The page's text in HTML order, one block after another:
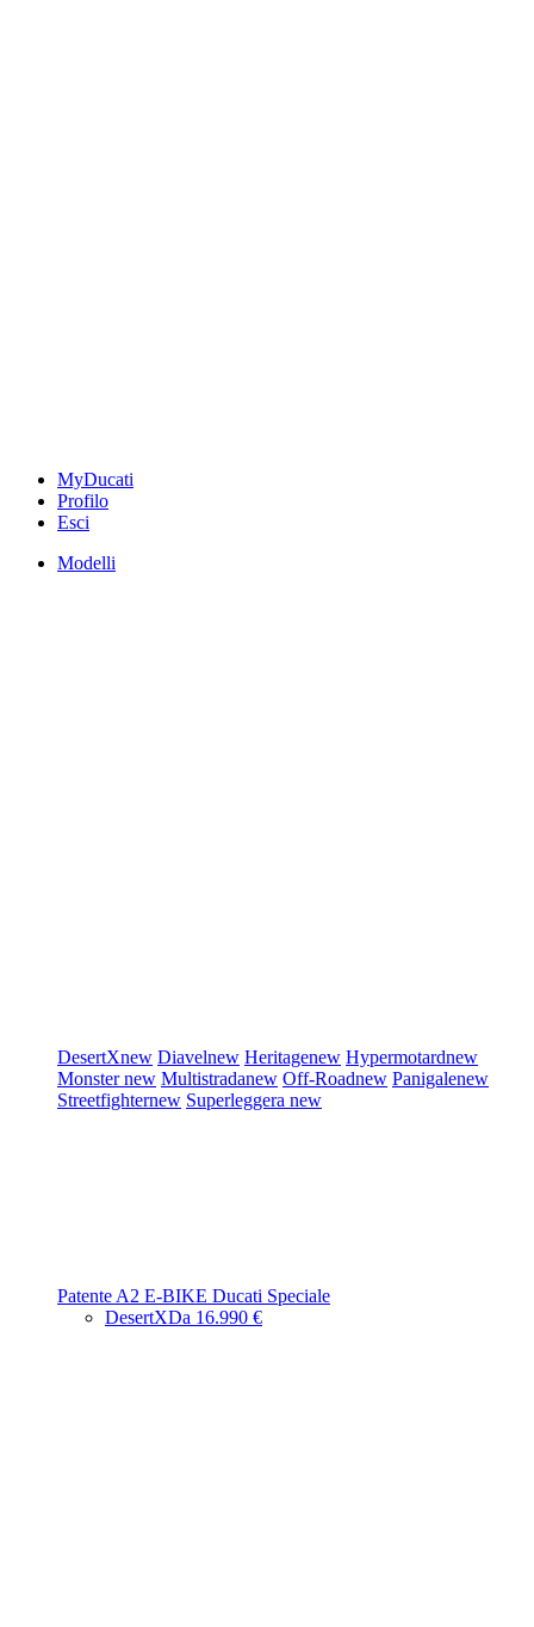
MyDucati
Profilo
Esci
Modelli
DesertXnew Diavelnew Heritagenew Hypermotardnew
Monsternew Multistradanew Off-Roadnew Panigalenew
Streetfighternew Superleggera new
Patente A2 E-BIKE Ducati Speciale
DesertXDa 16.990 €